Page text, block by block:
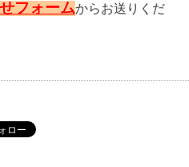
フォームからお送りくだ